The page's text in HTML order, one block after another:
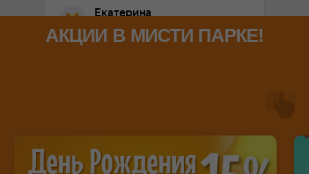
АКЦИИ В МИСТИ ПАРКЕ!